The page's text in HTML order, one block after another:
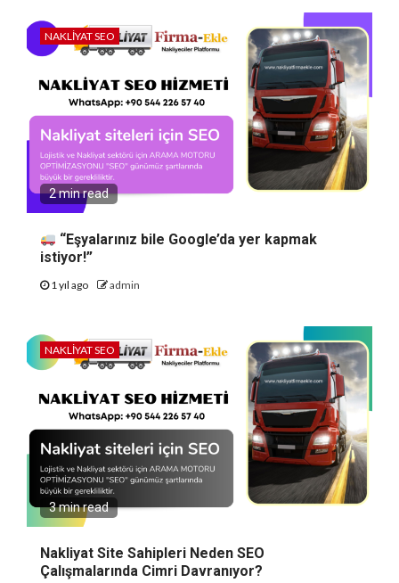
NAKLIYAT SEO
2 min read
“Eşyalarınız bile Google’da yer kapmak
istiyor!”
1 yıl ago admin
NAKLIYAT SEO
3 min read
Nakliyat Site Sahipleri Neden SEO
Çalışmalarında Cimri Davranıyor?